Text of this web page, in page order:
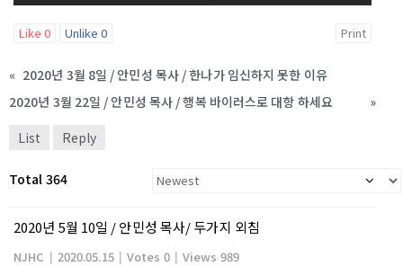
Like 0 Unlike0 Print
« 2020년 3월 8일 / 안민성 목사 / 한나가 임신하지 못한 이유
2020년 3월 22일 / 안민성 목사 / 행복 바이러스로 대항 하세요
»
List
Reply
Total 364
2020년 5월 10일 / 안민성 목사/ 두가지 외침
NJHC | 2020.05.15 | Votes 0 | Views 989